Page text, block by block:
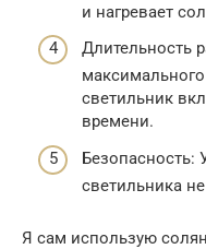
и нагревает
Длительность
светильник
времени.
Безопасность:
светильника
Я сам использую